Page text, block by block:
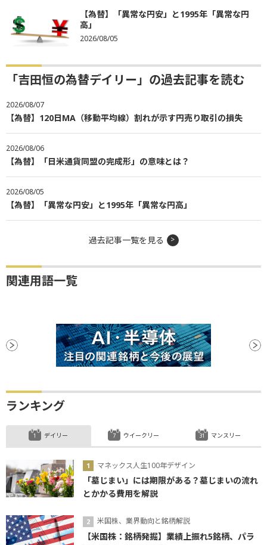
【為替】「異常な円安」と1995年「異常な円
高」
2026/08/05
「吉田恒の為替デイリー」の過去記事を読む
2026/08/07
【為替】120日MA（移動平均線）割れが示す円売り取引の損失
2026/08/06
【為替】「日米通貨同盟の完成形」の意味とは？
2026/08/05
【為替】「異常な円安」と1995年「異常な円高」
過去記事一覧を見る
関連用語一覧
ランキング
デイリー
マネックス人生100年デザイン
「墓じまい」には期限がある？墓じまいの流れ
とかかる費用を解説
米国株、業界動向と銘柄解説
【米国株：銘柄発掘】業績上振れ5銘柄、パラ
ウイークリー マンスリー